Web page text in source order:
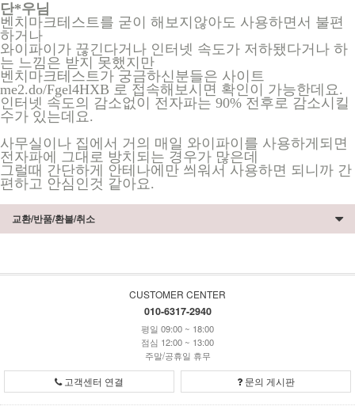
단*우님
벤치마크테스트를 굳이 해보지않아도 사용하면서 불편
하거나
와이파이가 끊긴다거나 인터넷 속도가 저하됐다거나 하
는 느낌은 받지 못했지만
벤치마크테스트가 궁금하신분들은 사이트
me2.do/Fgel4HXB 로 접속해보시면 확인이 가능한데요.
인터넷 속도의 감소없이 전자파는 90% 전후로 감소시킬
수가 있는데요.
사무실이나 집에서 거의 매일 와이파이를 사용하게되면
전자파에 그대로 방치되는 경우가 많은데
그럴때 간단하게 안테나에만 씌워서 사용하면 되니까 간
편하고 안심인것 같아요.
교환/반품/환불/취소
CUSTOMER CENTER
010-6317-2940
평일 09:00 ~ 18:00
점심 12:00 ~ 13:00
주말/공휴일 휴무
고객센터 연결 문의 게시판